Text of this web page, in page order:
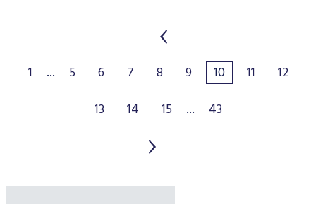
1 ... 5 6 7 8 9 10 11
12
13
14 15 ... 43